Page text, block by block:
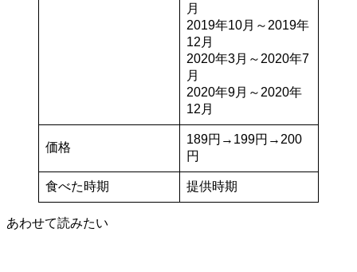
月
2019年10月～2019年
12月
2020年3月～2020年7
月
2020年9月～2020年
12月
価格
189円→199円→200
円
食べた時期 提供時期
あわせて読みたい